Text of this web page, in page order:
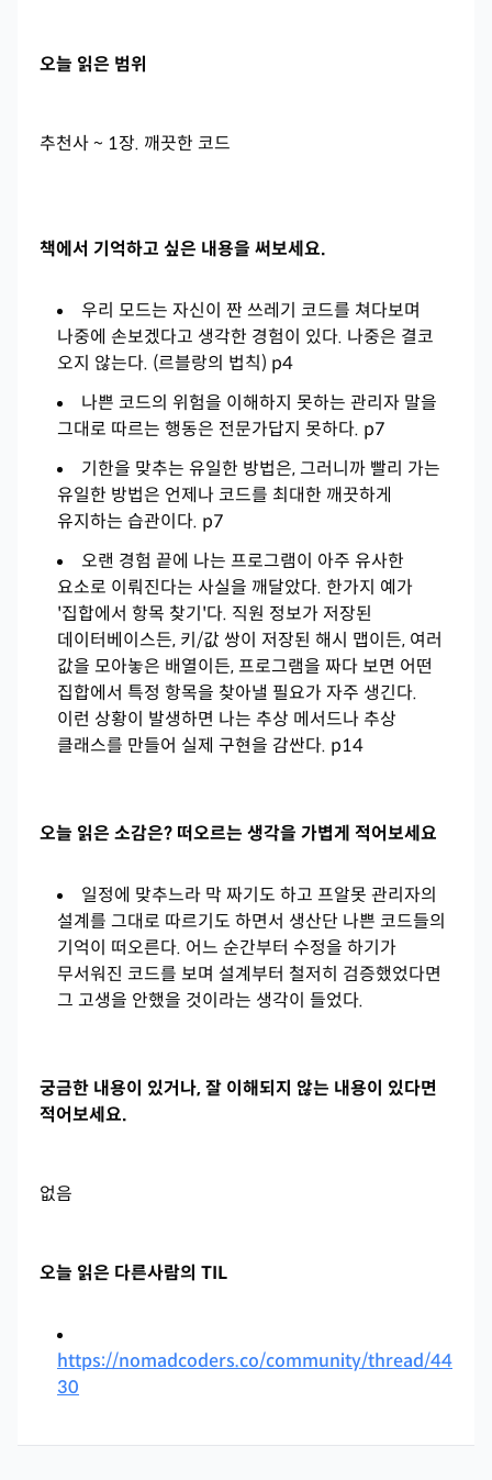
오늘 읽은 범위
추천사 ~ 1장. 깨끗한 코드
책에서 기억하고 싶은 내용을 써보세요.
우리 모드는 자신이 짠 쓰레기 코드를 쳐다보며
나중에 손보겠다고 생각한 경험이 있다. 나중은 결코
오지 않는다. (르블랑의 법칙) p4
나쁜 코드의 위험을 이해하지 못하는 관리자 말을
그대로 따르는 행동은 전문가답지 못하다. p7
기한을 맞추는 유일한 방법은, 그러니까 빨리 가는
유일한 방법은 언제나 코드를 최대한 깨끗하게
유지하는 습관이다. p7
오랜 경험 끝에 나는 프로그램이 아주 유사한
요소로 이뤄진다는 사실을 깨달았다. 한가지 예가
'집합에서 항목 찾기'다. 직원 정보가 저장된
데이터베이스든, 키/값 쌍이 저장된 해시 맵이든, 여러
값을 모아놓은 배열이든, 프로그램을 짜다 보면 어떤
집합에서 특정 항목을 찾아낼 필요가 자주 생긴다.
이런 상황이 발생하면 나는 추상 메서드나 추상
클래스를 만들어 실제 구현을 감싼다. p14
오늘 읽은 소감은? 떠오르는 생각을 가볍게 적어보세요
일정에 맞추느라 막 짜기도 하고 프알못 관리자의
설계를 그대로 따르기도 하면서 생산단 나쁜 코드들의
기억이 떠오른다. 어느 순간부터 수정을 하기가
무서워진 코드를 보며 설계부터 철저히 검증했었다면
그 고생을 안했을 것이라는 생각이 들었다.
궁금한 내용이 있거나, 잘 이해되지 않는 내용이 있다면
적어보세요.
없음
오늘 읽은 다른사람의 TIL
https://nomadcoders.co/community/thread/44
30